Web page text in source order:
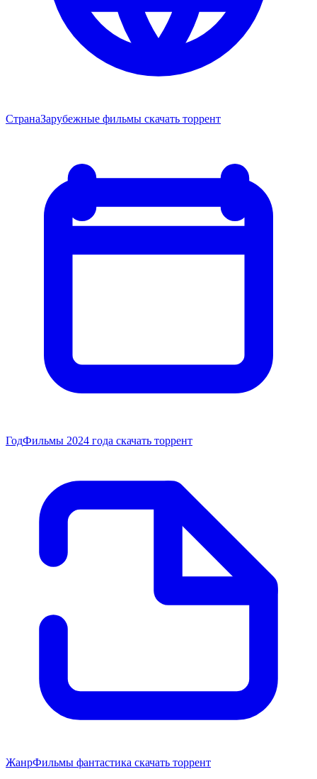
СтранаЗарубежные фильмы скачать торрент
ГодФильмы 2024 года скачать торрент
ЖанрФильмы фантастика скачать торрент